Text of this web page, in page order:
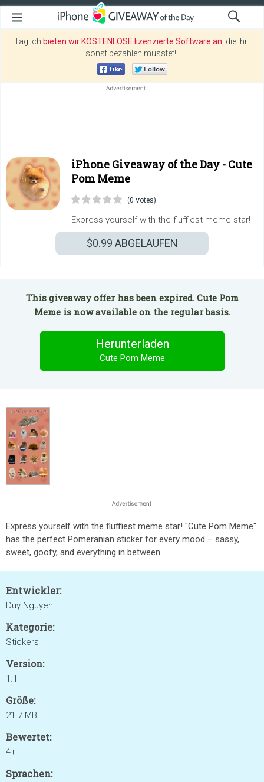
Täglich bieten wir KOSTENLOSE lizenzierte Software an , die ihr
sonst bezahlen müsstet!
iPhone Giveaway of the Day - Cute
Pom Meme
(0 votes)
Express yourself with the fluffiest meme star!
$0.99 ABGELAUFEN
This giveaway offer has been expired. Cute Pom
Meme is now available on the regular basis.
Herunterladen
Cute Pom Meme
Express yourself with the fluffiest meme star! "Cute Pom Meme"
has the perfect Pomeranian sticker for every mood – sassy,
sweet, goofy, and everything in between.
Entwickler:
Duy Nguyen
Kategorie:
Stickers
Version:
1.1
Größe:
21.7 MB
Bewertet:
4+
Sprachen: